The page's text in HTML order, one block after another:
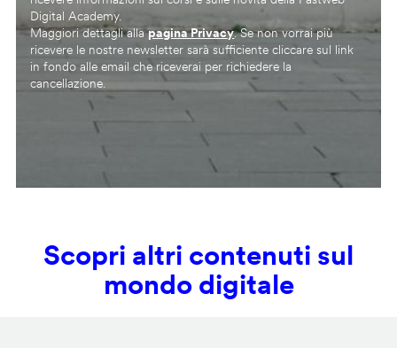
Digital Academy.
Maggiori dettagli allapagina Privacy. Se non vorrai più
ricevere le nostre newsletter sarà sufficiente cliccare sul link
in fondo alle email che riceverai per richiedere la
cancellazione.
Scopri altri contenuti sul
mondo digitale